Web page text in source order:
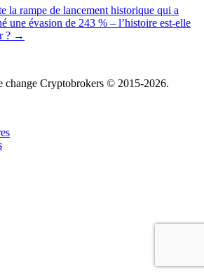
la rampe de lancement historique qui a
une évasion de 243 % – l’histoire est-elle
? →
change Cryptobrokers © 2015-2026.